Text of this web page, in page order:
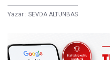
Yazar : SEVDA ALTUNBAS